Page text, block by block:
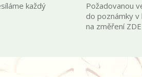
každý
Požadovanou
do poznámky v
na změření ZDE